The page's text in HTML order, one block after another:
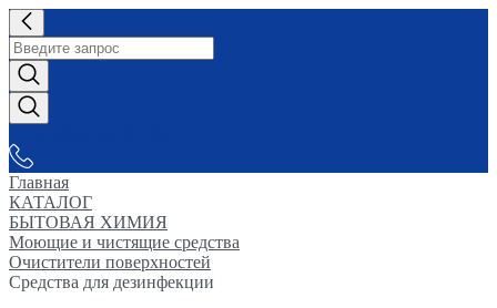
Главная
КАТАЛОГ
БЫТОВАЯ ХИМИЯ
Моющие и чистящие средства
Очистители поверхностей
Средства для дезинфекции